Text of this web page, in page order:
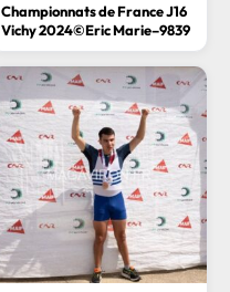
Championnats de France J16
Vichy 2024©Eric Marie–9839